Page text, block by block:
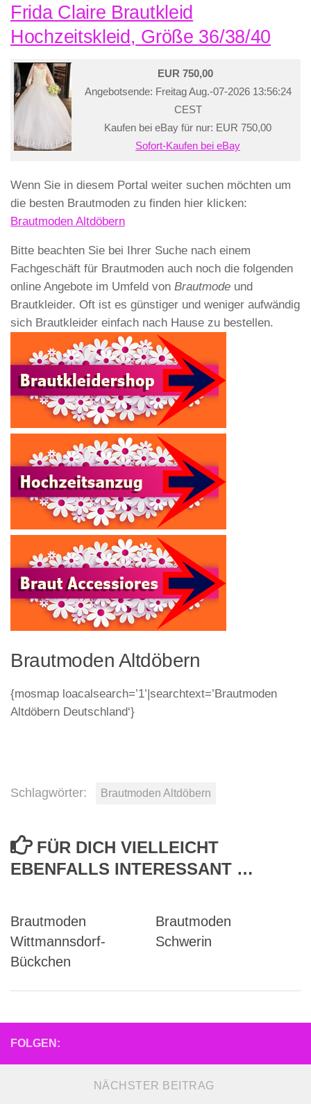
Frida Claire Brautkleid
Hochzeitskleid, Größe 36/38/40
EUR 750,00
Angebotsende: Freitag Aug.-07-2026 13:56:24
CEST
Kaufen bei eBay für nur: EUR 750,00
Sofort-Kaufen bei eBay
Wenn Sie in diesem Portal weiter suchen möchten um
die besten Brautmoden zu finden hier klicken:
Brautmoden Altdöbern
Bitte beachten Sie bei Ihrer Suche nach einem
Fachgeschäft für Brautmoden auch noch die folgenden
online Angebote im Umfeld von Brautmode und
Brautkleider. Oft ist es günstiger und weniger aufwändig
sich Brautkleider einfach nach Hause zu bestellen.
Brautmoden Altdöbern
{mosmap loacalsearch=’1’|searchtext=’Brautmoden
Altdöbern Deutschland‘}
Schlagwörter: Brautmoden Altdöbern
FÜR DICH VIELLEICHT
EBENFALLS INTERESSANT …
Brautmoden
Wittmannsdorf-
Bückchen
Brautmoden
Schwerin
FOLGEN:
NÄCHSTER BEITRAG